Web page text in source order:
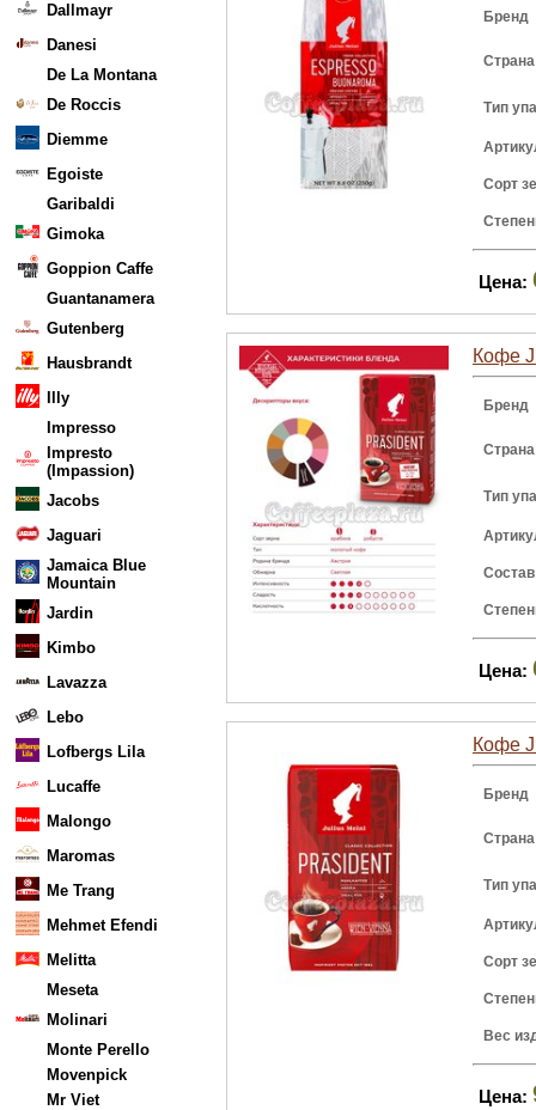
Dallmayr
Danesi
De La Montana
De Roccis
Diemme
Egoiste
Garibaldi
Gimoka
Goppion Caffe
Guantanamera
Gutenberg
Hausbrandt
Illy
Impresso
Impresto
(Impassion)
Jacobs
Jaguari
Jamaica Blue
Mountain
Jardin
Kimbo
Lavazza
Lebo
Lofbergs Lila
Lucaffe
Malongo
Maromas
Me Trang
Mehmet Efendi
Melitta
Meseta
Molinari
Monte Perello
Movenpick
Mr Viet
Бренд
Тип
Сорт
Цена:
Кофе
Бренд
Тип
Цена:
Кофе
Бренд
Тип
Сорт
Вес
Цена: